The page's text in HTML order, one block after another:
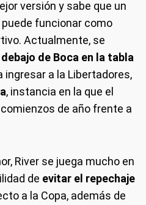
versión y sabe que un
funcionar como
Actualmente, se
de Boca en la tabla
ingresar a la Libertadores,
, instancia en la que el
de año frente a
River se juega mucho en
de evitar el repechaje
a la Copa, además de